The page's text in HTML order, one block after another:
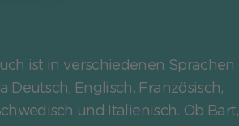
ist in verschiedenen Sprachen
Deutsch, Englisch, Französisch,
und Italienisch. Ob Bart,